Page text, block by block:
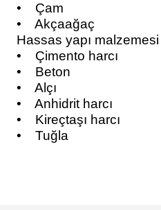
• Çam
• Akçaağaç
Hassas yapı
• Çimento harcı
• Beton
• Alçı
• Anhidrit harcı
• Kireçtaşı harcı
• Tuğla